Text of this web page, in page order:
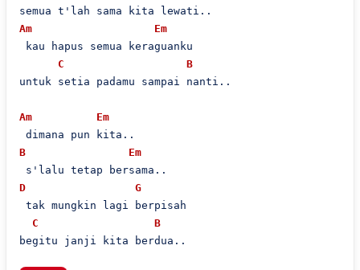
Am
Em
kau hapus semua keraguanku
C
B
untuk setia padamu sampai nanti..
Am
Em
B
Em
D
G
tak mungkin lagi berpisah
C
B
begitu janji kita berdua..